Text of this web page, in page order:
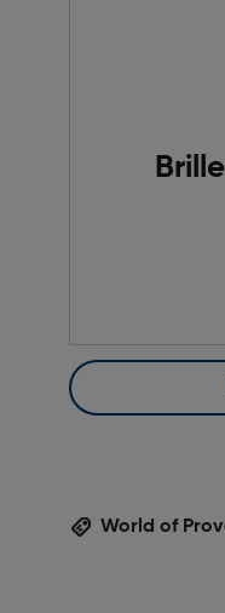
World of